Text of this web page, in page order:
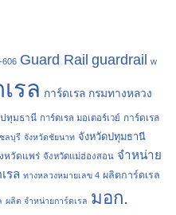
606 Guard Rail guardrail w
รล การ์ดเรล กรมทางหลวง
ปทุมธานี การ์ดเรล มอเตอร์เวย์ การ์ดเรล
ลบุรี จังหวัดชัยนาท จังหวัดปทุมธานี
หวัดแพร่ จังหวัดแม่ฮ่องสอน จำหน่าย
รล ทางหลวงหมายเลข 4 ผลิตการ์ดเรล
ผลิต จำหน่ายการ์ดเรล มอก.